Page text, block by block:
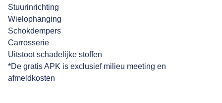
Stuurinrichting
Wielophanging
Schokdempers
Carrosserie
Uitstoot schadelijke stoffen
*De gratis APK is exclusief milieu meeting en
afmeldkosten